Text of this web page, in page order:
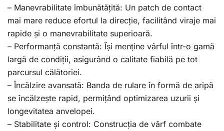
– Manevrabilitate îmbunătățită: Un patch de contact
mai mare reduce efortul la direcție, facilitând viraje mai
rapide și o manevrabilitate superioară.
– Performanță constantă: Își menține vârful într-o gamă
largă de condiții, asigurând o calitate fiabilă pe tot
parcursul călătoriei.
– Încălzire avansată: Banda de rulare în formă de aripă
se încălzește rapid, permițând optimizarea uzurii și
longevitatea anvelopei.
– Stabilitate și control: Construcția de vârf combate